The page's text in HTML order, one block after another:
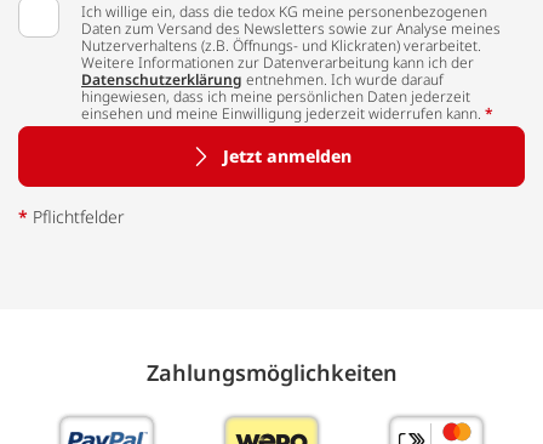
Ich willige ein, dass die tedox KG meine personenbezogenen
Daten zum Versand des Newsletters sowie zur Analyse meines
Nutzerverhaltens (z.B. Öffnungs- und Klickraten) verarbeitet.
Weitere Informationen zur Datenverarbeitung kann ich der
Datenschutzerklärung entnehmen. Ich wurde darauf
hingewiesen, dass ich meine persönlichen Daten jederzeit
einsehen und meine Einwilligung jederzeit widerrufen kann. *
Jetzt anmelden
* Pflichtfelder
Zahlungs­möglich­keiten